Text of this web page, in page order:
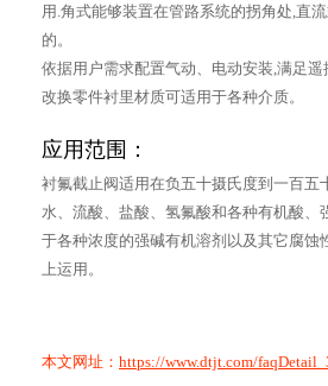
用.角式能够装置在管路系统的拐角处,直
的。
依据用户需求配置气动、电动安装,满足遥
改换零件衬里材质可适用于各种介质。
应用范围：
衬氟截止阀适用在负五十摄氏度到一百五
水、流酸、盐酸、氢氟酸和各种有机酸、
于各种浓度的强碱有机溶剂以及其它腐蚀
上运用。
本文网址： https://www.dtjt.com/